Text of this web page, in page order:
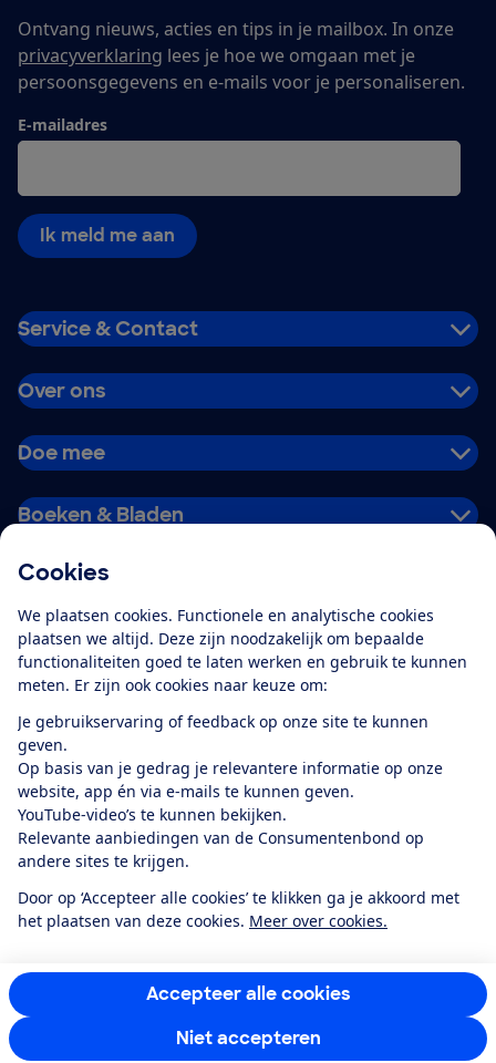
Cookies
We plaatsen cookies. Functionele en analytische cookies
plaatsen we altijd. Deze zijn noodzakelijk om bepaalde
functionaliteiten goed te laten werken en gebruik te kunnen
meten. Er zijn ook cookies naar keuze om:
Je gebruikservaring of feedback op onze site te kunnen
geven.
Op basis van je gedrag je relevantere informatie op onze
website, app én via e-mails te kunnen geven.
YouTube-video’s te kunnen bekijken.
Relevante aanbiedingen van de Consumentenbond op
andere sites te krijgen.
Door op ‘Accepteer alle cookies’ te klikken ga je akkoord met
het plaatsen van deze cookies. Meer over cookies.
Accepteer alle cookies
Niet accepteren
Ontvang nieuws, acties en tips in je mailbox. In onze
privacyverklaring lees je hoe we omgaan met je
persoonsgegevens en e-mails voor je personaliseren.
E-mailadres
Ik meld me aan
Service & Contact
Over ons
Doe mee
Boeken & Bladen
Alles over de
app
Algemene Voorwaarden
Privacyverklaring
Cookiebeleid
Privacyvoorkeuren
Toegankelijkheid
RSS-feed nieuws
Facebook
TwitterInstagram
YoutubeLinkedIn
12.901consumentenbeoordelen de Consumentenbondmet gemiddeld